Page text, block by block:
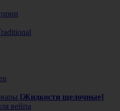
[Жидкости щелочные]
вейпа